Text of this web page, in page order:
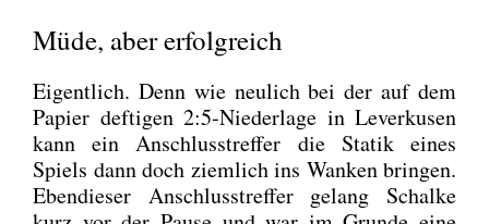
Müde, aber erfolgreich
Eigent­lich. Denn wie neu­lich bei der auf dem
Papier def­ti­gen 2:5‑Niederlage in Lever­ku­sen
kann ein Anschluss­tref­fer die Sta­tik eines
Spiels dann doch ziem­lich ins Wan­ken brin­gen.
Eben­die­ser Anschluss­tref­fer gelang Schal­ke